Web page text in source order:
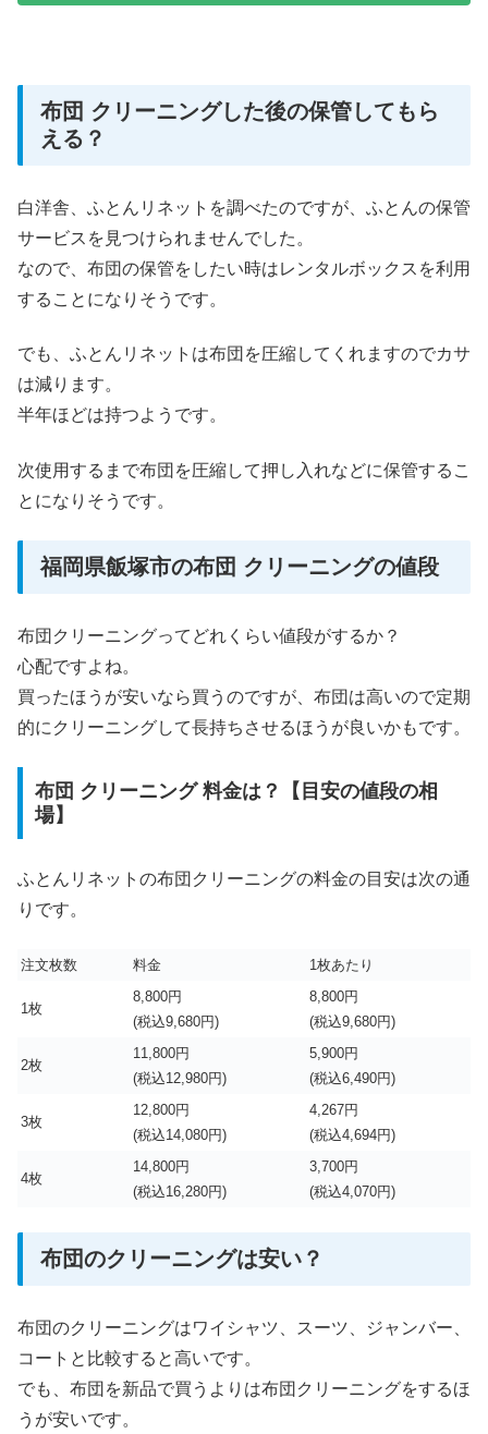
布団 クリーニングした後の保管してもら
える？
白洋舎、ふとんリネットを調べたのですが、ふとんの保管
サービスを見つけられませんでした。
なので、布団の保管をしたい時はレンタルボックスを利用
することになりそうです。
でも、ふとんリネットは布団を圧縮してくれますのでカサ
は減ります。
半年ほどは持つようです。
次使用するまで布団を圧縮して押し入れなどに保管するこ
とになりそうです。
福岡県飯塚市の布団 クリーニングの値段
布団クリーニングってどれくらい値段がするか？
心配ですよね。
買ったほうが安いなら買うのですが、布団は高いので定期
的にクリーニングして長持ちさせるほうが良いかもです。
布団 クリーニング 料金は？【目安の値段の相
場】
ふとんリネットの布団クリーニングの料金の目安は次の通
りです。
注文枚数 料金 1枚あたり
1枚
8,800円
(税込9,680円)
8,800円
(税込9,680円)
2枚
11,800円
(税込12,980円)
5,900円
(税込6,490円)
3枚
12,800円
(税込14,080円)
4,267円
(税込4,694円)
4枚
14,800円
(税込16,280円)
3,700円
(税込4,070円)
布団のクリーニングは安い？
布団のクリーニングはワイシャツ、スーツ、ジャンバー、
コートと比較すると高いです。
でも、布団を新品で買うよりは布団クリーニングをするほ
うが安いです。